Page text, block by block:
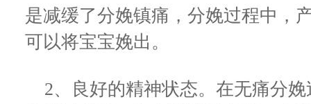
是减缓了分娩镇痛，分娩过程中，
可以将宝宝娩出。
2、良好的精神状态。在无痛分